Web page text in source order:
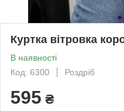
Куртка вітровка
В наявності
Код: 6300
Роздріб
595 ₴